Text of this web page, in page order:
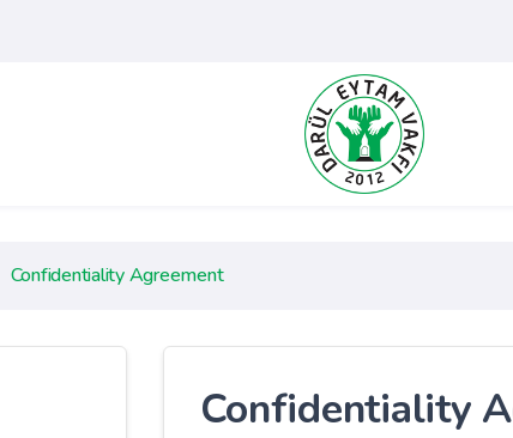
Confidentiality Agreement
Confidentiality